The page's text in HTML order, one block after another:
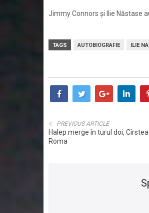
Jimmy Connors şi Ilie Năstase
TAGS AUTOBIOGRAFIE ILIE
PREVIOUS ARTICLE
Halep merge în turul doi,
Roma